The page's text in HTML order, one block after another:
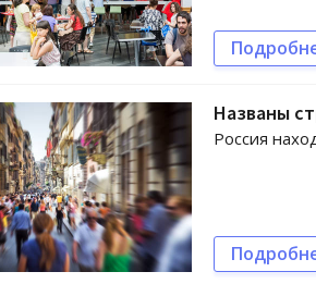
Названы
Россия